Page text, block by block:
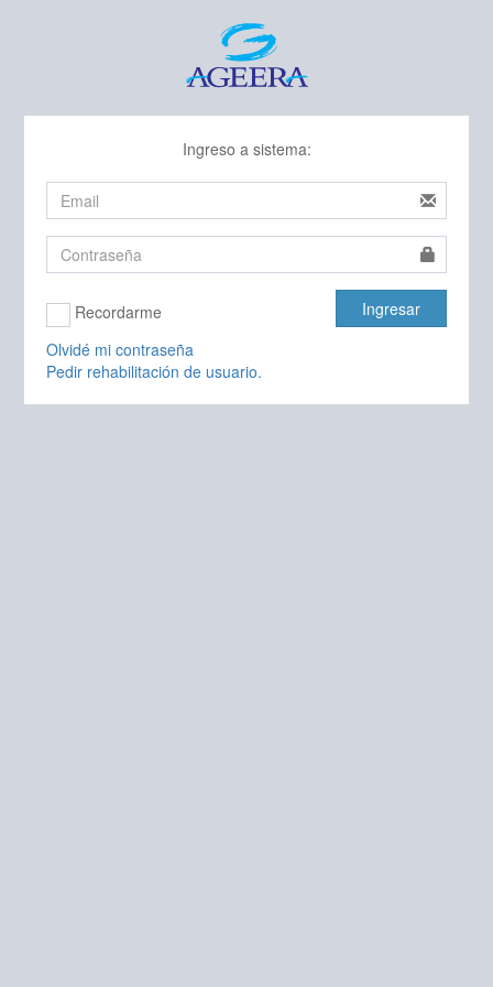
Ingreso a sistema:
Recordarme
Ingresar
Olvidé mi contraseña
Pedir rehabilitación de usuario.